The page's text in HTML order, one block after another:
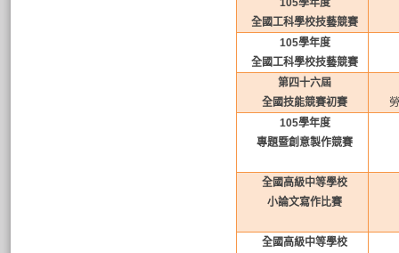
105學年度
全國工科學校技藝競賽
105學年度
全國工科學校技藝競賽
第四十六屆
全國技能競賽初賽
105學年度
專題暨創意製作競賽
全國高級中等學校
小論文寫作比賽
全國高級中等學校